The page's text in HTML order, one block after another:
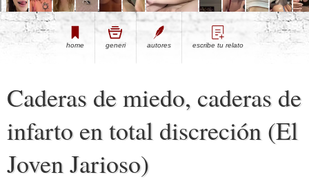
home generi autores escribe tu relato
Caderas de miedo, caderas de
infarto en total discreción (El
Joven Jarioso)